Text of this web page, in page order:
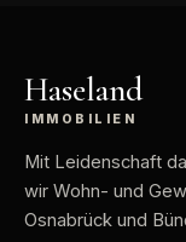
Haseland
IMMOBILIEN
Mit Leidenschaft
wir Wohn- und
Osnabrück und